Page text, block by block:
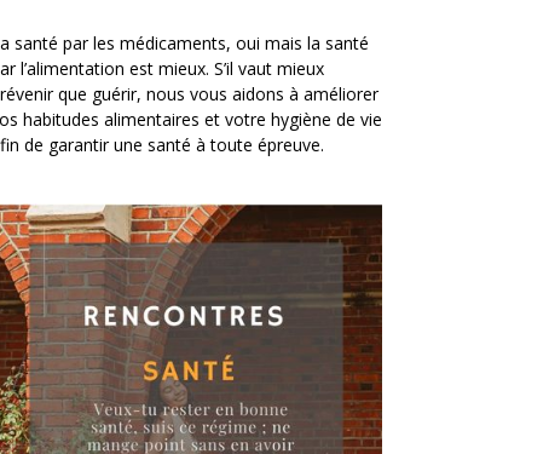
santé par les médicaments, oui mais la santé
l’alimentation est mieux. S’il vaut mieux
que guérir, nous vous aidons à améliorer
habitudes alimentaires et votre hygiène de vie
de garantir une santé à toute épreuve.